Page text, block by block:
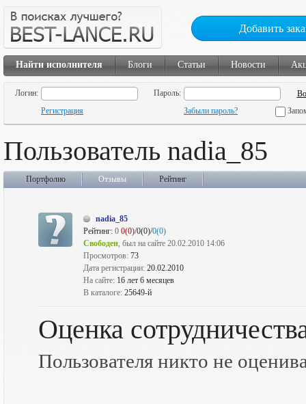
Добавить
Найти исполнителя Блоги Статьи Новости
Логин:
Пароль:
Регистрация
Забыли пароль?
Пользователь nadia_85
Портфолио Отзывы Рейтинг
nadia_85
Рейтинг: 0 0(0)/0(0)/0(0)
Свободен, был на сайте 20.02.2010 14:06
Просмотров: 73
Дата регистрации: 20.02.2010
На сайте: 16 лет 6 месяцев
В каталоге: 25649-й
Оценка
Пользователя никто не